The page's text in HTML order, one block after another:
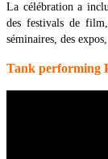
La célébration a
des festivals de
séminaires, des
Tank performing